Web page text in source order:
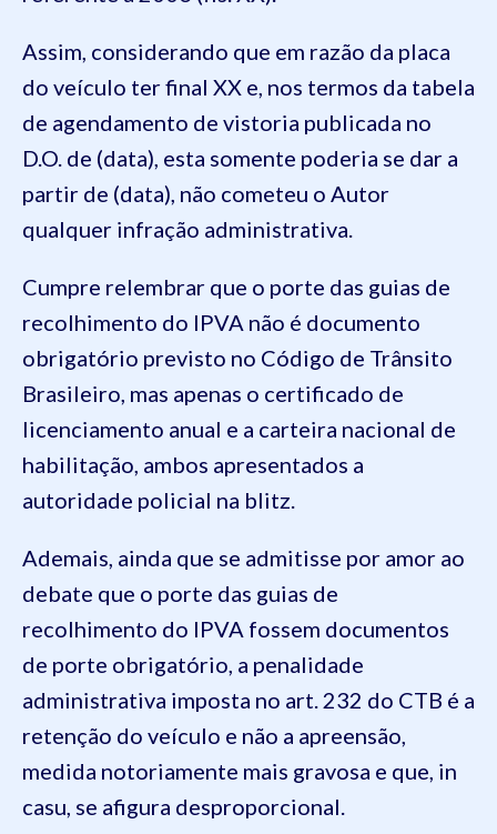
Assim, considerando que em razão da placa
do veículo ter final XX e, nos termos da tabela
de agendamento de vistoria publicada no
D.O. de (data), esta somente poderia se dar a
partir de (data), não cometeu o Autor
qualquer infração administrativa.
Cumpre relembrar que o porte das guias de
recolhimento do IPVA não é documento
obrigatório previsto no Código de Trânsito
Brasileiro, mas apenas o certificado de
licenciamento anual e a carteira nacional de
habilitação, ambos apresentados a
autoridade policial na blitz.
Ademais, ainda que se admitisse por amor ao
debate que o porte das guias de
recolhimento do IPVA fossem documentos
de porte obrigatório, a penalidade
administrativa imposta no art. 232 do CTB é a
retenção do veículo e não a apreensão,
medida notoriamente mais gravosa e que, in
casu, se afigura desproporcional.